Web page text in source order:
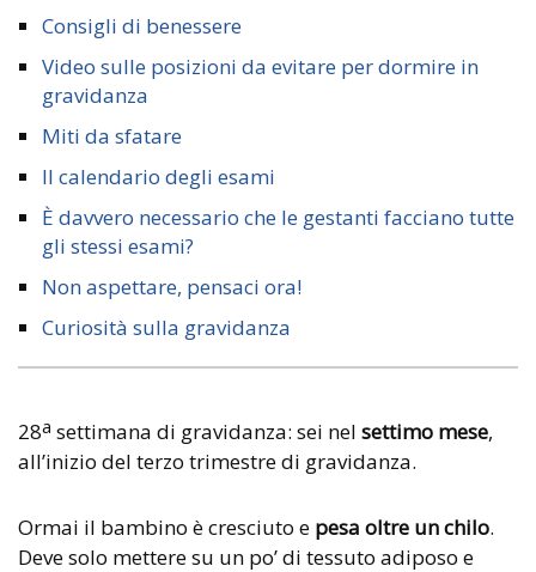
Consigli di benessere
Video sulle posizioni da evitare per dormire in
gravidanza
Miti da sfatare
Il calendario degli esami
È davvero necessario che le gestanti facciano tutte
gli stessi esami?
Non aspettare, pensaci ora!
Curiosità sulla gravidanza
28a settimana di gravidanza: sei nel settimo mese,
all’inizio del terzo trimestre di gravidanza.
Ormai il bambino è cresciuto e pesa oltre un chilo.
Deve solo mettere su un po’ di tessuto adiposo e